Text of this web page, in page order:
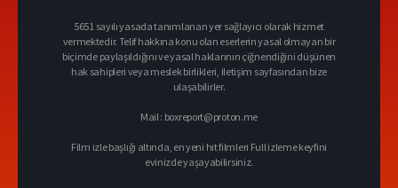
5651 sayılı yasada tanımlanan yer sağlayıcı olarak hizmet
vermektedir. Telif hakkına konu olan eserlerin yasal olmayan bir
biçimde paylaşıldığını ve yasal haklarının çiğnendiğini düşünen
hak sahipleri veya meslek birlikleri, iletişim sayfasından bize
ulaşabilirler.
Mail : boxreport@proton.me
Film izle başlığı altında, en yeni hit filmleri Full izleme keyfini
evinizde yaşayabilirsiniz.